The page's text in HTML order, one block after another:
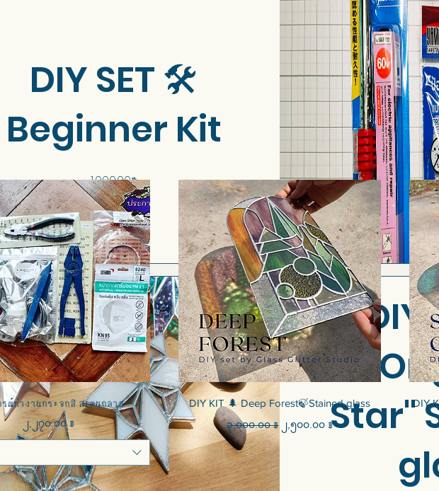
DIY SET 🛠
Beginner Kit
1,000.00฿Price
DIY
Star"
Quick View
ณ์ทำงานกระจกสี สเตนกลาส
Price
၂,၂၇၀.၀၀ ฿
Quick View
DIY KIT 🌲 Deep Forest🍃Stained glass
Regular Price
၃,၀၀၀.၀၀ ฿ Sale Price
၂,၅၀၀.၀၀ ฿
DIY